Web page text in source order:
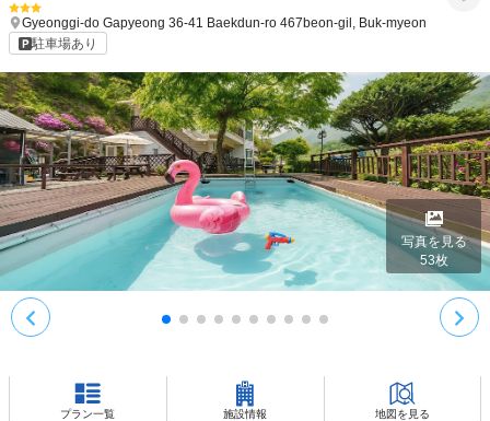
Gyeonggi-do Gapyeong 36-41 Baekdun-ro 467beon-gil, Buk-myeon
駐車場あり
写真を見る
53枚
プラン一覧 施設情報 地図を見る